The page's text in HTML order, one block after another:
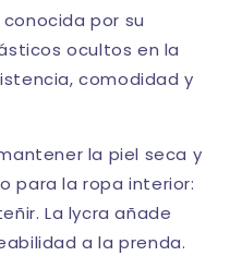
por su
ocultos en la
comodidad y
la piel seca y
para la ropa interior:
La lycra añade
a la prenda.